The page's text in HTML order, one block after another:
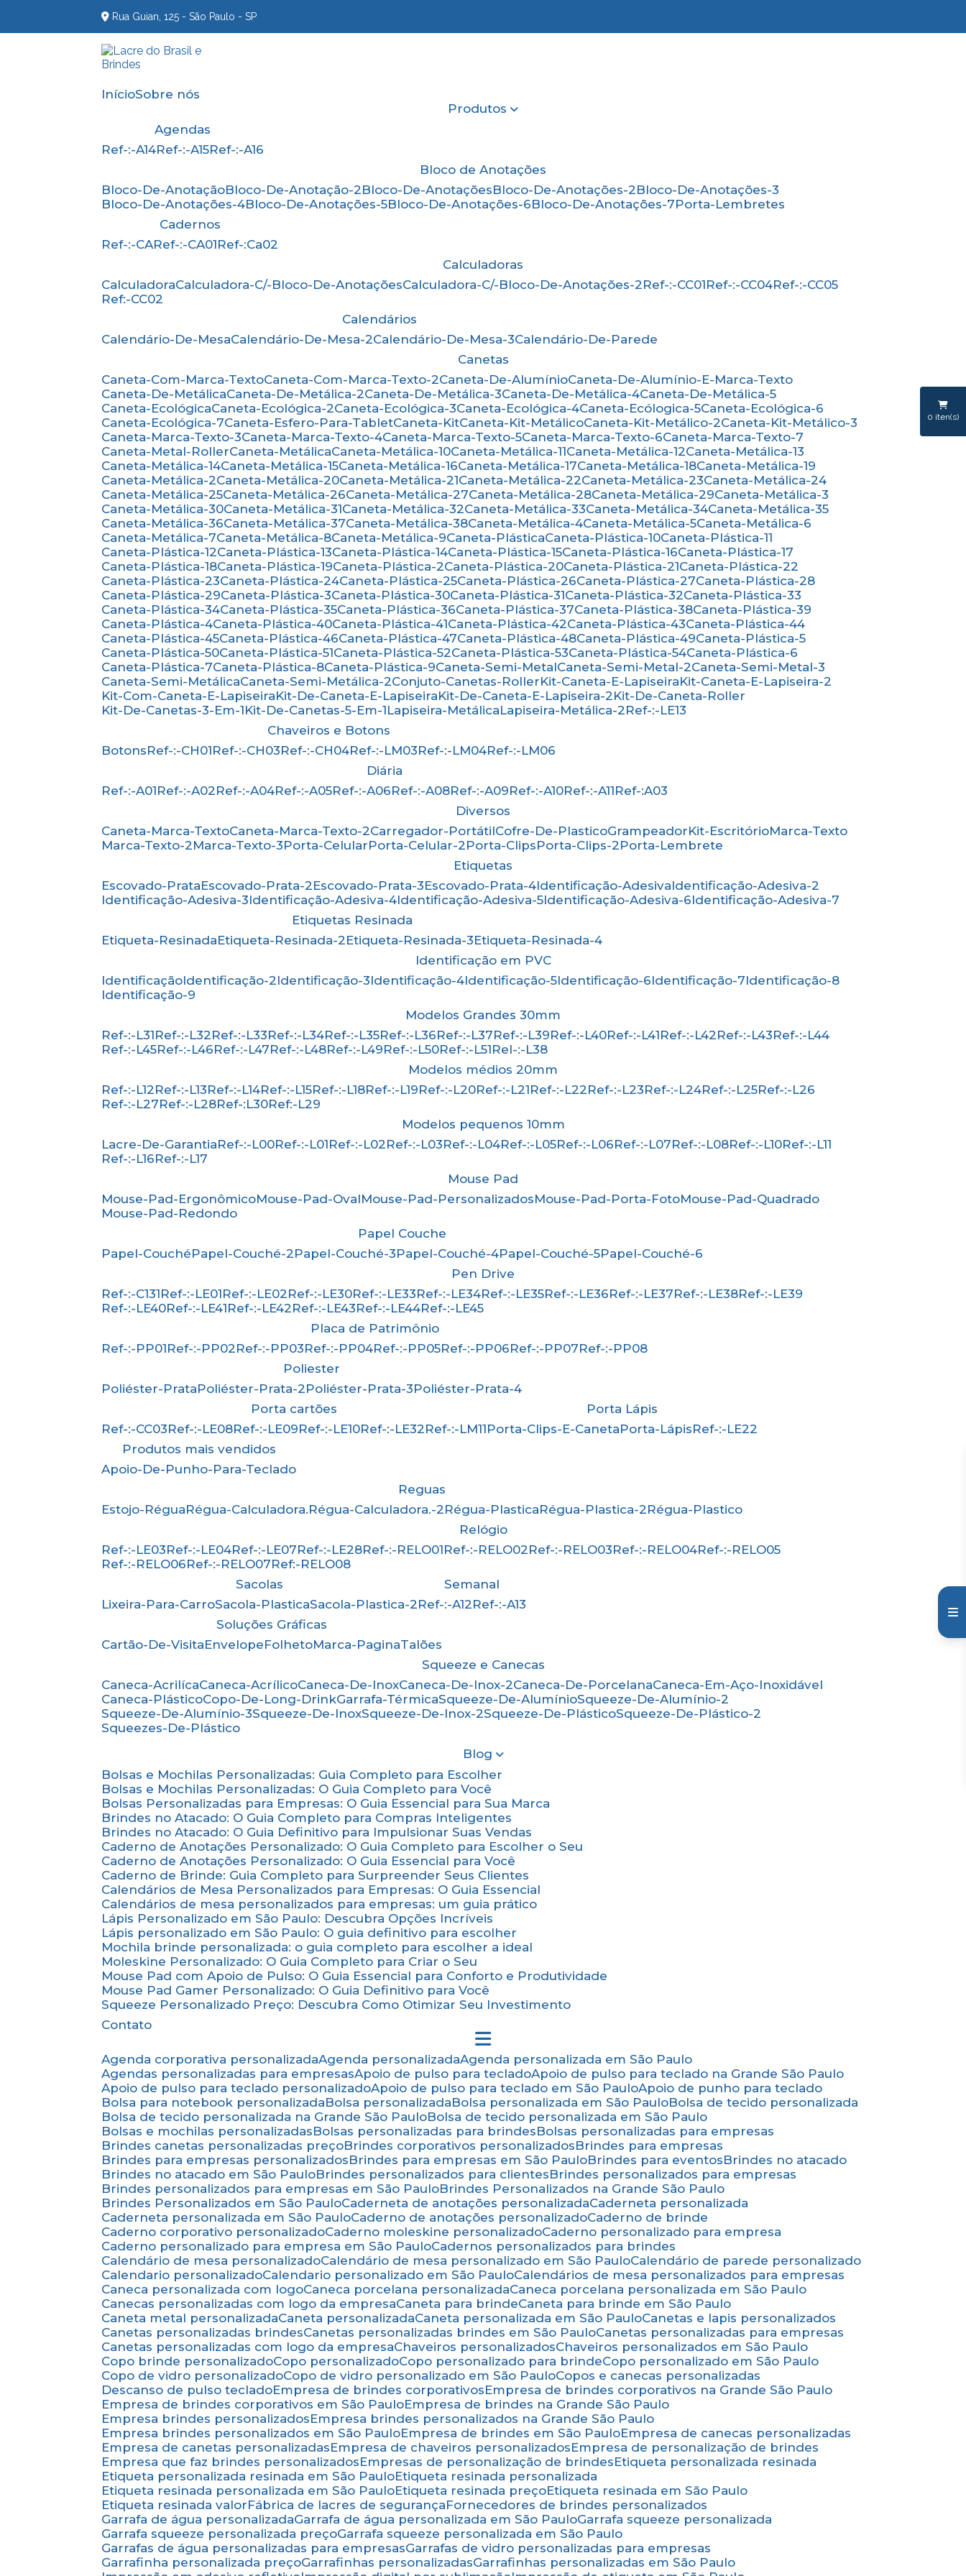
Rua Guian, 125 - São Paulo - SP
Início Sobre nós
Produtos
Agendas
Ref-:-A14
Ref-:-A15
Ref-:-A16
Bloco de Anotações
Bloco-De-Anotação
Bloco-De-Anotação-2 Bloco-De-Anotações Bloco-De-Anotações-2
Bloco-De-Anotações-3
Bloco-De-Anotações-4
Bloco-De-Anotações-5 Bloco-De-Anotações-6 Bloco-De-Anotações-7
Porta-Lembretes
Cadernos
Ref-:-CA
Ref-:-CA01
Ref-:Ca02
Calculadoras
Calculadora
Calculadora-C/-Bloco-De-Anotações Calculadora-C/-Bloco-De-Anotações-2 Ref-:-CC01 Ref-:-CC04
Ref-:-CC05
Ref:-CC02
Calendários
Calendário-De-Mesa
Calendário-De-Mesa-2 Calendário-De-Mesa-3
Calendário-De-Parede
Canetas
Caneta-Com-Marca-Texto
Caneta-Com-Marca-Texto-2 Caneta-De-Alumínio
Caneta-De-Alumínio-E-Marca-Texto
Caneta-De-Metálica
Caneta-De-Metálica-2 Caneta-De-Metálica-3 Caneta-De-Metálica-4
Caneta-De-Metálica-5
Caneta-Ecológica
Caneta-Ecológica-2 Caneta-Ecológica-3 Caneta-Ecológica-4 Caneta-Ecólogica-5
Caneta-Ecológica-6
Caneta-Ecológica-7
Caneta-Esfero-Para-Tablet Caneta-Kit Caneta-Kit-Metálico Caneta-Kit-Metálico-2
Caneta-Kit-Metálico-3
Caneta-Marca-Texto-3
Caneta-Marca-Texto-4 Caneta-Marca-Texto-5 Caneta-Marca-Texto-6
Caneta-Marca-Texto-7
Caneta-Metal-Roller
Caneta-Metálica Caneta-Metálica-10 Caneta-Metálica-11 Caneta-Metálica-12
Caneta-Metálica-13
Caneta-Metálica-14
Caneta-Metálica-15 Caneta-Metálica-16 Caneta-Metálica-17 Caneta-Metálica-18
Caneta-Metálica-19
Caneta-Metálica-2
Caneta-Metálica-20 Caneta-Metálica-21 Caneta-Metálica-22 Caneta-Metálica-23
Caneta-Metálica-24
Caneta-Metálica-25
Caneta-Metálica-26 Caneta-Metálica-27 Caneta-Metálica-28 Caneta-Metálica-29
Caneta-Metálica-3
Caneta-Metálica-30
Caneta-Metálica-31 Caneta-Metálica-32 Caneta-Metálica-33 Caneta-Metálica-34
Caneta-Metálica-35
Caneta-Metálica-36
Caneta-Metálica-37 Caneta-Metálica-38 Caneta-Metálica-4 Caneta-Metálica-5
Caneta-Metálica-6
Caneta-Metálica-7
Caneta-Metálica-8 Caneta-Metálica-9 Caneta-Plástica Caneta-Plástica-10
Caneta-Plástica-11
Caneta-Plástica-12
Caneta-Plástica-13 Caneta-Plástica-14 Caneta-Plástica-15 Caneta-Plástica-16
Caneta-Plástica-17
Caneta-Plástica-18
Caneta-Plástica-19 Caneta-Plástica-2 Caneta-Plástica-20 Caneta-Plástica-21
Caneta-Plástica-22
Caneta-Plástica-23
Caneta-Plástica-24 Caneta-Plástica-25 Caneta-Plástica-26 Caneta-Plástica-27
Caneta-Plástica-28
Caneta-Plástica-29
Caneta-Plástica-3 Caneta-Plástica-30 Caneta-Plástica-31 Caneta-Plástica-32
Caneta-Plástica-33
Caneta-Plástica-34
Caneta-Plástica-35 Caneta-Plástica-36 Caneta-Plástica-37 Caneta-Plástica-38
Caneta-Plástica-39
Caneta-Plástica-4
Caneta-Plástica-40 Caneta-Plástica-41 Caneta-Plástica-42 Caneta-Plástica-43
Caneta-Plástica-44
Caneta-Plástica-45
Caneta-Plástica-46 Caneta-Plástica-47 Caneta-Plástica-48 Caneta-Plástica-49
Caneta-Plástica-5
Caneta-Plástica-50
Caneta-Plástica-51 Caneta-Plástica-52 Caneta-Plástica-53 Caneta-Plástica-54
Caneta-Plástica-6
Caneta-Plástica-7
Caneta-Plástica-8 Caneta-Plástica-9 Caneta-Semi-Metal Caneta-Semi-Metal-2
Caneta-Semi-Metal-3
Caneta-Semi-Metálica
Caneta-Semi-Metálica-2 Conjuto-Canetas-Roller Kit-Caneta-E-Lapiseira
Kit-Caneta-E-Lapiseira-2
Kit-Com-Caneta-E-Lapiseira
Kit-De-Caneta-E-Lapiseira Kit-De-Caneta-E-Lapiseira-2
Kit-De-Caneta-Roller
Kit-De-Canetas-3-Em-1
Kit-De-Canetas-5-Em-1 Lapiseira-Metálica Lapiseira-Metálica-2
Ref-:-LE13
Chaveiros e Botons
Botons
Ref-:-CH01 Ref-:-CH03 Ref-:-CH04 Ref-:-LM03 Ref-:-LM04
Ref-:-LM06
Diária
Ref-:-A01
Ref-:-A02 Ref-:-A04 Ref-:-A05 Ref-:-A06 Ref-:-A08 Ref-:-A09 Ref-:-A10 Ref-:-A11
Ref-:A03
Diversos
Caneta-Marca-Texto
Caneta-Marca-Texto-2 Carregador-Portátil Cofre-De-Plastico Grampeador Kit-Escritório
Marca-Texto
Marca-Texto-2
Marca-Texto-3 Porta-Celular Porta-Celular-2 Porta-Clips Porta-Clips-2
Porta-Lembrete
Etiquetas
Escovado-Prata
Escovado-Prata-2 Escovado-Prata-3 Escovado-Prata-4 Identificação-Adesiva Identificação-Adesiva-2
Identificação-Adesiva-3 Identificação-Adesiva-4 Identificação-Adesiva-5 Identificação-Adesiva-6 Identificação-Adesiva-7
Etiquetas Resinada
Etiqueta-Resinada
Etiqueta-Resinada-2 Etiqueta-Resinada-3
Etiqueta-Resinada-4
Identificação em PVC
Identificação Identificação-2 Identificação-3 Identificação-4 Identificação-5 Identificação-6 Identificação-7 Identificação-8
Identificação-9
Modelos Grandes 30mm
Ref-:-L31
Ref-:-L32 Ref-:-L33 Ref-:-L34 Ref-:-L35 Ref-:-L36 Ref-:-L37 Ref-:-L39 Ref-:-L40 Ref-:-L41 Ref-:-L42 Ref-:-L43
Ref-:-L44
Ref-:-L45
Ref-:-L46 Ref-:-L47 Ref-:-L48 Ref-:-L49 Ref-:-L50 Ref-:-L51
Rel-:-L38
Modelos médios 20mm
Ref-:-L12
Ref-:-L13 Ref-:-L14 Ref-:-L15 Ref-:-L18 Ref-:-L19 Ref-:-L20 Ref-:-L21 Ref-:-L22 Ref-:-L23 Ref-:-L24 Ref-:-L25
Ref-:-L26
Ref-:-L27
Ref-:-L28 Ref-:L30
Ref:-L29
Modelos pequenos 10mm
Lacre-De-Garantia
Ref-:-L00 Ref-:-L01 Ref-:-L02 Ref-:-L03 Ref-:-L04 Ref-:-L05 Ref-:-L06 Ref-:-L07 Ref-:-L08 Ref-:-L10
Ref-:-L11
Ref-:-L16
Ref-:-L17
Mouse Pad
Mouse-Pad-Ergonômico
Mouse-Pad-Oval Mouse-Pad-Personalizados Mouse-Pad-Porta-Foto
Mouse-Pad-Quadrado
Mouse-Pad-Redondo
Papel Couche
Papel-Couché
Papel-Couché-2 Papel-Couché-3 Papel-Couché-4 Papel-Couché-5
Papel-Couché-6
Pen Drive
Ref-:-C131
Ref-:-LE01 Ref-:-LE02 Ref-:-LE30 Ref-:-LE33 Ref-:-LE34 Ref-:-LE35 Ref-:-LE36 Ref-:-LE37 Ref-:-LE38
Ref-:-LE39
Ref-:-LE40
Ref-:-LE41 Ref-:-LE42 Ref-:-LE43 Ref-:-LE44
Ref-:-LE45
Placa de Patrimônio
Ref-:-PP01
Ref-:-PP02 Ref-:-PP03 Ref-:-PP04 Ref-:-PP05 Ref-:-PP06 Ref-:-PP07
Ref-:-PP08
Poliester
Poliéster-Prata
Poliéster-Prata-2 Poliéster-Prata-3
Poliéster-Prata-4
Porta cartões
Ref-:-CC03
Ref-:-LE08 Ref-:-LE09 Ref-:-LE10 Ref-:-LE32 Ref-:-LM11
Porta Lápis
Porta-Clips-E-Caneta
Porta-Lápis
Ref-:-LE22
Produtos mais vendidos
Apoio-De-Punho-Para-Teclado
Reguas
Estojo-Régua
Régua-Calculadora. Régua-Calculadora.-2 Régua-Plastica Régua-Plastica-2
Régua-Plastico
Relógio
Ref-:-LE03
Ref-:-LE04 Ref-:-LE07 Ref-:-LE28 Ref-:-RELO01 Ref-:-RELO02 Ref-:-RELO03 Ref-:-RELO04
Ref-:-RELO05
Ref-:-RELO06
Ref-:-RELO07
Ref:-RELO08
Sacolas
Lixeira-Para-Carro Sacola-Plastica Sacola-Plastica-2
Semanal
Ref-:-A12
Ref-:-A13
Soluções Gráficas
Cartão-De-Visita
Envelope Folheto Marca-Pagina
Talões
Squeeze e Canecas
Caneca-Acrilíca
Caneca-Acrílico Caneca-De-Inox Caneca-De-Inox-2 Caneca-De-Porcelana
Caneca-Em-Aço-Inoxidável
Caneca-Plástico
Copo-De-Long-Drink Garrafa-Térmica Squeeze-De-Alumínio Squeeze-De-Alumínio-2
Squeeze-De-Alumínio-3 Squeeze-De-Inox Squeeze-De-Inox-2 Squeeze-De-Plástico Squeeze-De-Plástico-2
Squeezes-De-Plástico
Blog
Bolsas e Mochilas Personalizadas: Guia Completo para Escolher
Bolsas e Mochilas Personalizadas: O Guia Completo para Você
Bolsas Personalizadas para Empresas: O Guia Essencial para Sua Marca
Brindes no Atacado: O Guia Completo para Compras Inteligentes
Brindes no Atacado: O Guia Definitivo para Impulsionar Suas Vendas
Caderno de Anotações Personalizado: O Guia Completo para Escolher o Seu
Caderno de Anotações Personalizado: O Guia Essencial para Você
Caderno de Brinde: Guia Completo para Surpreender Seus Clientes
Calendários de Mesa Personalizados para Empresas: O Guia Essencial
Calendários de mesa personalizados para empresas: um guia prático
Lápis Personalizado em São Paulo: Descubra Opções Incríveis
Lápis personalizado em São Paulo: O guia definitivo para escolher
Mochila brinde personalizada: o guia completo para escolher a ideal
Moleskine Personalizado: O Guia Completo para Criar o Seu
Mouse Pad com Apoio de Pulso: O Guia Essencial para Conforto e Produtividade
Mouse Pad Gamer Personalizado: O Guia Definitivo para Você
Squeeze Personalizado Preço: Descubra Como Otimizar Seu Investimento
Contato
Agenda corporativa personalizada Agenda personalizada Agenda personalizada em São Paulo
Agendas personalizadas para empresas Apoio de pulso para teclado Apoio de pulso para teclado na Grande São Paulo
Apoio de pulso para teclado personalizado Apoio de pulso para teclado em São Paulo Apoio de punho para teclado
Bolsa para notebook personalizada
Bolsa personalizada Bolsa personalizada em São Paulo
Bolsa de tecido personalizada
Bolsa de tecido personalizada na Grande São Paulo
Bolsa de tecido personalizada em São Paulo
Bolsas e mochilas personalizadas
Bolsas personalizadas para brindes
Bolsas personalizadas para empresas
Brindes canetas personalizadas preço
Brindes corporativos personalizados
Brindes para empresas
Brindes para empresas personalizados
Brindes para empresas em São Paulo Brindes para eventos
Brindes no atacado
Brindes no atacado em São Paulo
Brindes personalizados para clientes
Brindes personalizados para empresas
Brindes personalizados para empresas em São Paulo
Brindes Personalizados na Grande São Paulo
Brindes Personalizados em São Paulo
Caderneta de anotações personalizada
Caderneta personalizada
Caderneta personalizada em São Paulo
Caderno de anotações personalizado
Caderno de brinde
Caderno corporativo personalizado
Caderno moleskine personalizado
Caderno personalizado para empresa
Caderno personalizado para empresa em São Paulo
Cadernos personalizados para brindes
Calendário de mesa personalizado
Calendário de mesa personalizado em São Paulo
Calendário de parede personalizado
Calendario personalizado
Calendario personalizado em São Paulo
Calendários de mesa personalizados para empresas
Caneca personalizada com logo
Caneca porcelana personalizada
Caneca porcelana personalizada em São Paulo
Canecas personalizadas com logo da empresa
Caneta para brinde
Caneta para brinde em São Paulo
Caneta metal personalizada
Caneta personalizada Caneta personalizada em São Paulo
Canetas e lapis personalizados
Canetas personalizadas brindes
Canetas personalizadas brindes em São Paulo
Canetas personalizadas para empresas
Canetas personalizadas com logo da empresa
Chaveiros personalizados
Chaveiros personalizados em São Paulo
Copo brinde personalizado
Copo personalizado Copo personalizado para brinde
Copo personalizado em São Paulo
Copo de vidro personalizado
Copo de vidro personalizado em São Paulo
Copos e canecas personalizadas
Descanso de pulso teclado
Empresa de brindes corporativos
Empresa de brindes corporativos na Grande São Paulo
Empresa de brindes corporativos em São Paulo
Empresa de brindes na Grande São Paulo
Empresa brindes personalizados
Empresa brindes personalizados na Grande São Paulo
Empresa brindes personalizados em São Paulo
Empresa de brindes em São Paulo
Empresa de canecas personalizadas
Empresa de canetas personalizadas
Empresa de chaveiros personalizados
Empresa de personalização de brindes
Empresa que faz brindes personalizados
Empresas de personalização de brindes
Etiqueta personalizada resinada
Etiqueta personalizada resinada em São Paulo Etiqueta resinada personalizada
Etiqueta resinada personalizada em São Paulo Etiqueta resinada preço Etiqueta resinada em São Paulo
Etiqueta resinada valor
Fábrica de lacres de segurança
Fornecedores de brindes personalizados
Garrafa de água personalizada
Garrafa de água personalizada em São Paulo
Garrafa squeeze personalizada
Garrafa squeeze personalizada preço
Garrafa squeeze personalizada em São Paulo
Garrafas de água personalizadas para empresas
Garrafas de vidro personalizadas para empresas
Garrafinha personalizada preço
Garrafinhas personalizadas
Garrafinhas personalizadas em São Paulo
0 iten(s)